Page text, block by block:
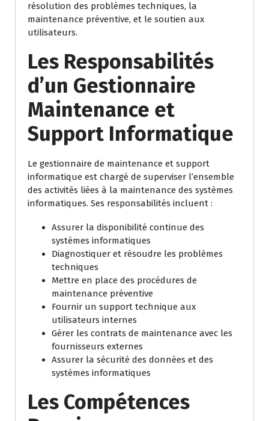
résolution des problèmes techniques, la
maintenance préventive, et le soutien aux
utilisateurs.
Les Responsabilités
d’un Gestionnaire
Maintenance et
Support Informatique
Le gestionnaire de maintenance et support
informatique est chargé de superviser l’ensemble
des activités liées à la maintenance des systèmes
informatiques. Ses responsabilités incluent :
Assurer la disponibilité continue des
systèmes informatiques
Diagnostiquer et résoudre les problèmes
techniques
Mettre en place des procédures de
maintenance préventive
Fournir un support technique aux
utilisateurs internes
Gérer les contrats de maintenance avec les
fournisseurs externes
Assurer la sécurité des données et des
systèmes informatiques
Les Compétences